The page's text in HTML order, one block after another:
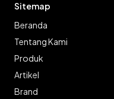
Sitemap
Beranda
Tentang Kami
Produk
Artikel
Brand